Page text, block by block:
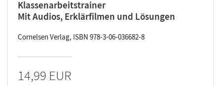
Klassenarbeitstrainer
Mit Audios, Erklärfilmen und Lösungen
Cornelsen Verlag, ISBN 978-3-06-036682-8
14,99 EUR